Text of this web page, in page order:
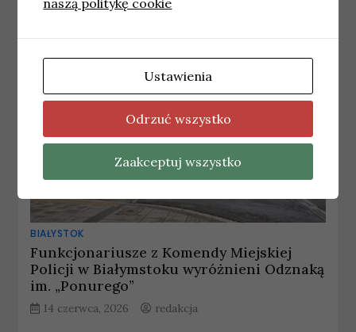
BIAŁYSTOK
Funkcjonariusze z Komendy Miejskiej
Policji w Białymstoku wyróżnieni Odznaką
im. „Ponurego”
14 czerwca, 2026 redakcja
naszą politykę cookie
Ustawienia
Odrzuć wszystko
Zaakceptuj wszystko